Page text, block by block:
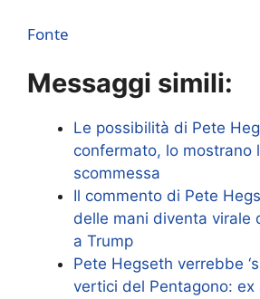
Fonte
Messaggi simili:
Le possibilità di Pete
confermato, lo mostrano
scommessa
Il commento di Pete
delle mani diventa virale
a Trump
Pete Hegseth verrebbe
vertici del Pentagono: ex